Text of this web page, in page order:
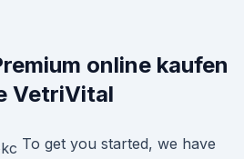
online kaufen
VetriVital
To get you started, we have